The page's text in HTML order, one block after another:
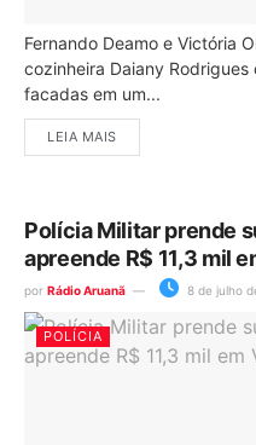
Fernando Deamo e Victória
cozinheira Daiany
facadas em um...
LEIA MAIS
Polícia Militar prende
apreende R$ 11,3 mil
por Rádio Aruanã 8 de julho
POLÍCIA